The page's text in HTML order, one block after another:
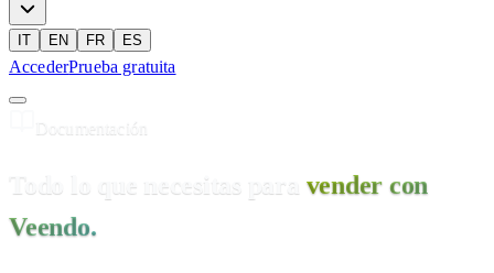
IT EN FR ES
AccederPrueba gratuita
Documentación
Todo lo que necesitas para vender con
Veendo.